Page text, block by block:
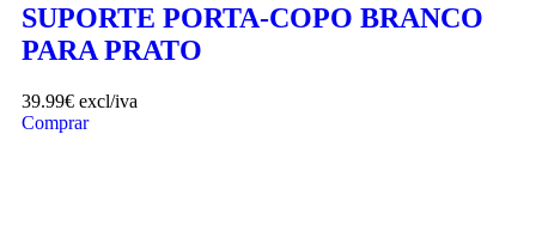
SUPORTE PORTA-COPO BRANCO
PARA PRATO
39.99€ excl/iva
Comprar